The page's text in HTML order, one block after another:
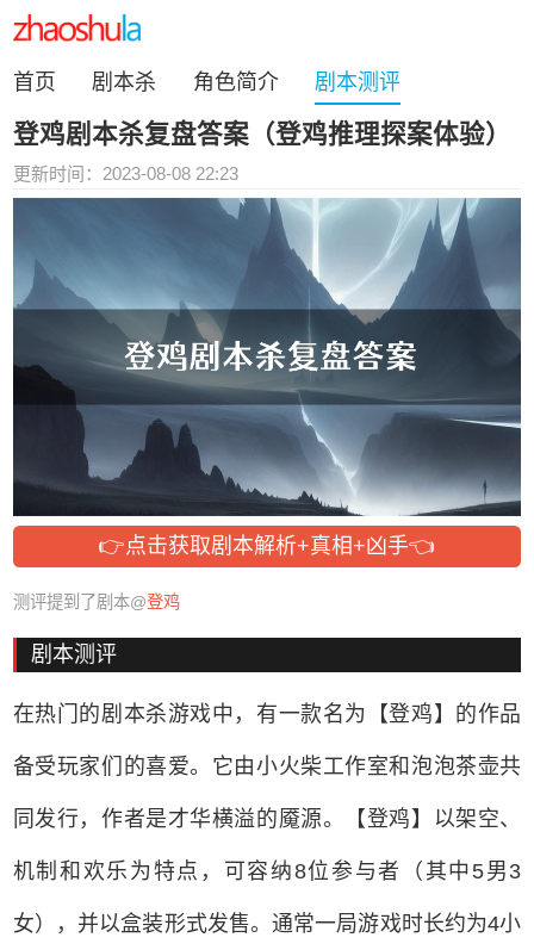
首页 剧本杀 角色简介 剧本测评
登鸡剧本杀复盘答案（登鸡推理探案体验）
更新时间：2023-08-08 22:23
👉点击获取剧本解析+真相+凶手👈
测评提到了剧本@登鸡
剧本测评
在热门的剧本杀游戏中，有一款名为【登鸡】的作品
备受玩家们的喜爱。它由小火柴工作室和泡泡茶壶共
同发行，作者是才华横溢的魇源。【登鸡】以架空、
机制和欢乐为特点，可容纳8位参与者（其中5男3
女），并以盒装形式发售。通常一局游戏时长约为4小